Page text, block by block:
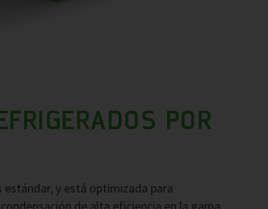
POR
estándar, y está optimizada para